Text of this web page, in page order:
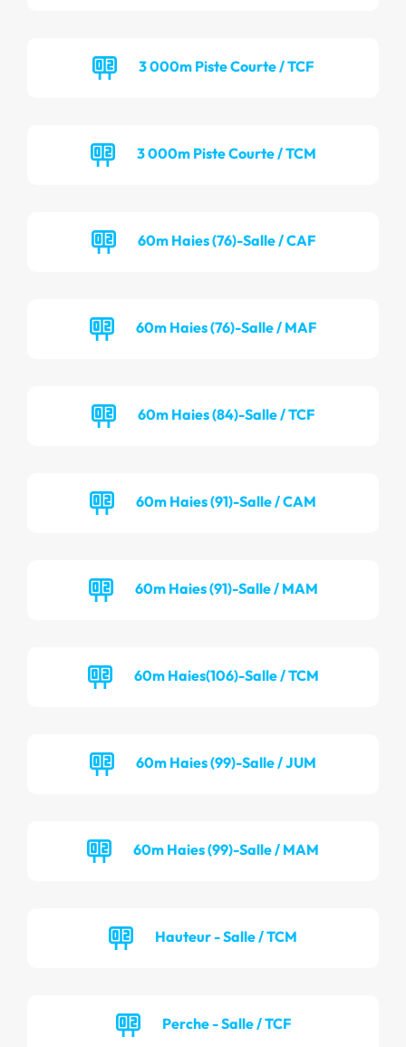
3 000m Piste Courte / TCF
3 000m Piste Courte / TCM
60m Haies (76)-Salle / CAF
60m Haies (76)-Salle / MAF
60m Haies (84)-Salle / TCF
60m Haies (91)-Salle / CAM
60m Haies (91)-Salle / MAM
60m Haies(106)-Salle / TCM
60m Haies (99)-Salle / JUM
60m Haies (99)-Salle / MAM
Hauteur - Salle / TCM
Perche - Salle / TCF